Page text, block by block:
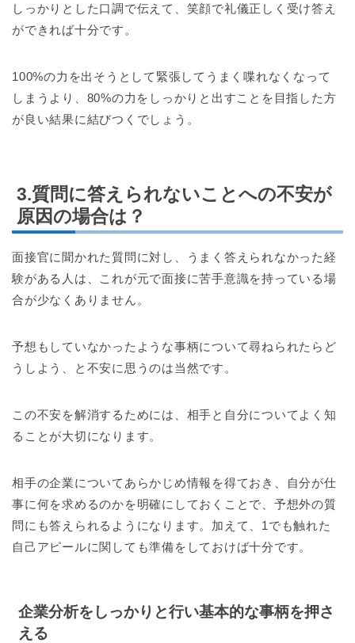
しっかりとした口調で伝えて、笑顔で礼儀正しく受け答え
ができれば十分です。
100%の力を出そうとして緊張してうまく喋れなくなって
しまうより、80%の力をしっかりと出すことを目指した方
が良い結果に結びつくでしょう。
3.質問に答えられないことへの不安が
原因の場合は？
面接官に聞かれた質問に対し、うまく答えられなかった経
験がある人は、これが元で面接に苦手意識を持っている場
合が少なくありません。
予想もしていなかったような事柄について尋ねられたらど
うしよう、と不安に思うのは当然です。
この不安を解消するためには、相手と自分についてよく知
ることが大切になります。
相手の企業についてあらかじめ情報を得ておき、自分が仕
事に何を求めるのかを明確にしておくことで、予想外の質
問にも答えられるようになります。加えて、1でも触れた
自己アピールに関しても準備をしておけば十分です。
企業分析をしっかりと行い基本的な事柄を押さ
える